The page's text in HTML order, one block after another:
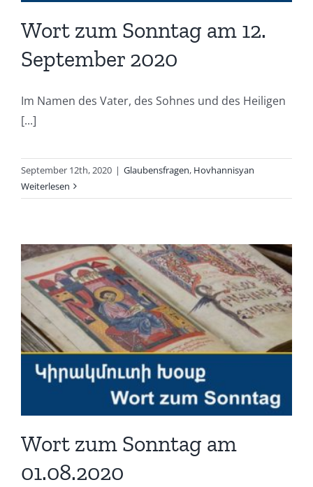
Wort zum Sonntag am 12.
September 2020
Im Namen des Vater, des Sohnes und des Heiligen
[...]
September 12th, 2020 | Glaubensfragen, Hovhannisyan
Weiterlesen
Wort zum Sonntag am
01.08.2020